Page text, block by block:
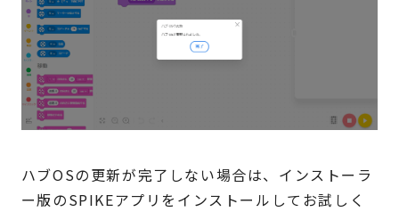
ハブOSの更新が完了しない場合は、インストーラ
ー版のSPIKEアプリをインストールしてお試しく